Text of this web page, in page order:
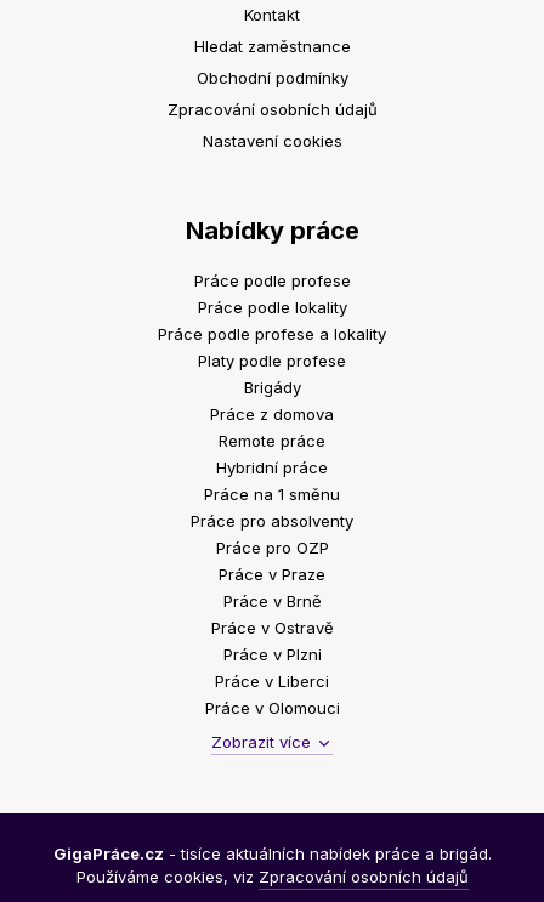
Kontakt
Hledat zaměstnance
Obchodní podmínky
Zpracování osobních údajů
Nastavení cookies
Nabídky práce
Práce podle profese
Práce podle lokality
Práce podle profese a lokality
Platy podle profese
Brigády
Práce z domova
Remote práce
Hybridní práce
Práce na 1 směnu
Práce pro absolventy
Práce pro OZP
Práce v Praze
Práce v Brně
Práce v Ostravě
Práce v Plzni
Práce v Liberci
Práce v Olomouci
Zobrazit více
GigaPráce.cz - tisíce aktuálních nabídek práce a brigád.
Používáme cookies, viz Zpracování osobních údajů